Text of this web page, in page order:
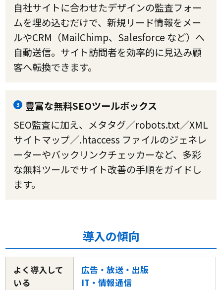
自社サイトに合わせたデザインの監査フォー
ムを埋め込むだけで、新規リード情報をメー
ルやCRM（MailChimp、Salesforce など）へ
自動送信。サイト訪問者を効率的に見込み顧
客へ転換できます。
3
豊富な無料SEOツールボックス
SEO監査に加え、メタタグ／robots.txt／XML
サイトマップ／.htaccess ファイルのジェネレ
ーターやバックリンクチェッカーなど、多彩
な無料ツールでサイト改善の手順をガイドし
ます。
導入の傾向
よく導入して
いる
広告・放送・出版
IT・情報通信